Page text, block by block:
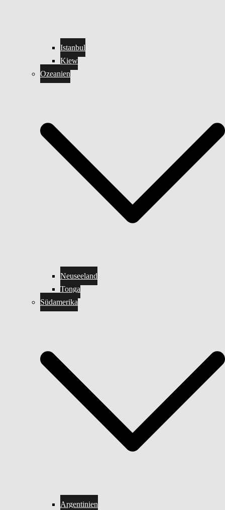
Istanbul
Kiew
Ozeanien
Neuseeland
Tonga
Südamerika
Argentinien